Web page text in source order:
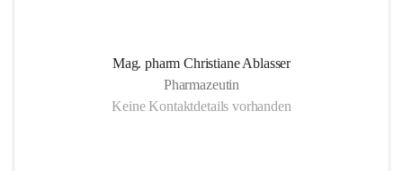
Mag. pharm Christiane Ablasser
Pharmazeutin
Keine Kontaktdetails vorhanden